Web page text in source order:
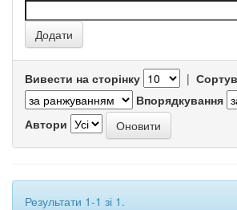
Вивести на сторінку |
Впорядкування
Автори
Результати 1-1 зі 1.